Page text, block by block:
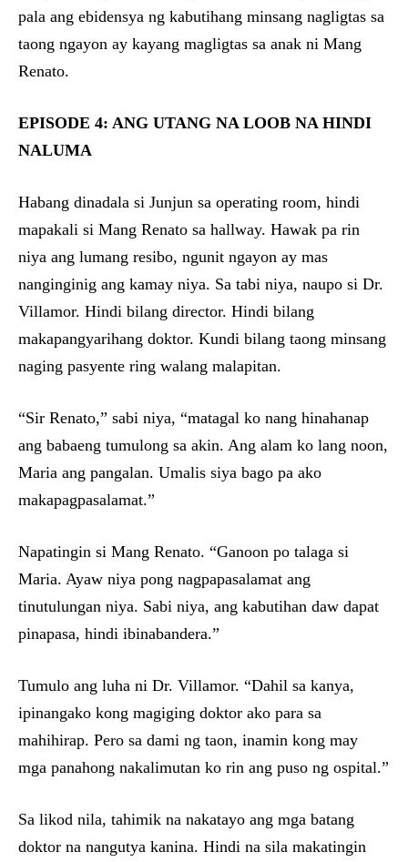
pala ang ebidensya ng kabutihang minsang nagligtas sa
taong ngayon ay kayang magligtas sa anak ni Mang
Renato.
EPISODE 4: ANG UTANG NA LOOB NA HINDI
NALUMA
Habang dinadala si Junjun sa operating room, hindi
mapakali si Mang Renato sa hallway. Hawak pa rin
niya ang lumang resibo, ngunit ngayon ay mas
nanginginig ang kamay niya. Sa tabi niya, naupo si Dr.
Villamor. Hindi bilang director. Hindi bilang
makapangyarihang doktor. Kundi bilang taong minsang
naging pasyente ring walang malapitan.
“Sir Renato,” sabi niya, “matagal ko nang hinahanap
ang babaeng tumulong sa akin. Ang alam ko lang noon,
Maria ang pangalan. Umalis siya bago pa ako
makapagpasalamat.”
Napatingin si Mang Renato. “Ganoon po talaga si
Maria. Ayaw niya pong nagpapasalamat ang
tinutulungan niya. Sabi niya, ang kabutihan daw dapat
pinapasa, hindi ibinabandera.”
Tumulo ang luha ni Dr. Villamor. “Dahil sa kanya,
ipinangako kong magiging doktor ako para sa
mahihirap. Pero sa dami ng taon, inamin kong may
mga panahong nakalimutan ko rin ang puso ng ospital.”
Sa likod nila, tahimik na nakatayo ang mga batang
doktor na nangutya kanina. Hindi na sila makatingin